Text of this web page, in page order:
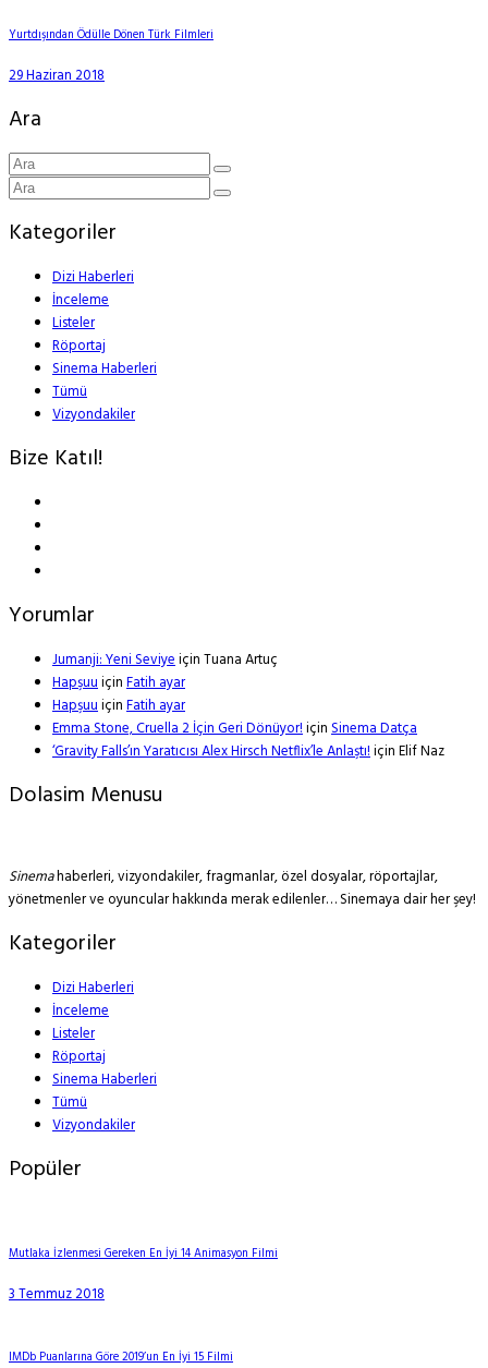
Yurtdışından Ödülle Dönen Türk Filmleri
29 Haziran 2018
Ara
Kategoriler
Dizi Haberleri
İnceleme
Listeler
Röportaj
Sinema Haberleri
Tümü
Vizyondakiler
Bize Katıl!
Yorumlar
Jumanji: Yeni SeviyeiçinTuana Artuç
HapşuuiçinFatih ayar
HapşuuiçinFatih ayar
Emma Stone, Cruella 2 İçin Geri Dönüyor!içinSinema Datça
‘Gravity Falls’ın Yaratıcısı Alex Hirsch Netflix’le Anlaştı!içinElif Naz
Dolasim Menusu
Sinemahaberleri, vizyondakiler, fragmanlar, özel dosyalar, röportajlar,
yönetmenler ve oyuncular hakkında merak edilenler… Sinemaya dair her şey!
Kategoriler
Dizi Haberleri
İnceleme
Listeler
Röportaj
Sinema Haberleri
Tümü
Vizyondakiler
Popüler
Mutlaka İzlenmesi Gereken En İyi 14 Animasyon Filmi
3 Temmuz 2018
IMDb Puanlarına Göre 2019’un En İyi 15 Filmi